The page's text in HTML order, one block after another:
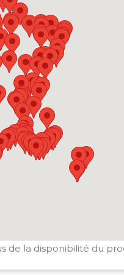
de la disponibilité du